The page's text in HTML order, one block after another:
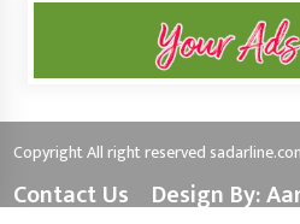
Copyright All right reserved
Contact Us Design By: